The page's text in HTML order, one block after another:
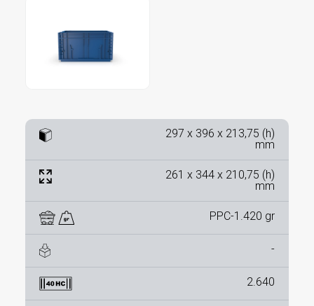
297 x 396 x 213,75 (h)
mm
261 x 344 x 210,75 (h)
mm
PPC-1.420 gr
-
2.640